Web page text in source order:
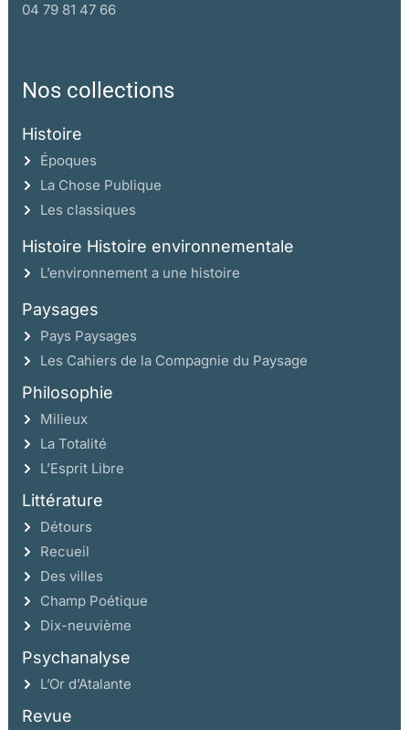
04 79 81 47 66
Nos collections
Histoire
Époques
La Chose Publique
Les classiques
Histoire Histoire environnementale
L’environnement a une histoire
Paysages
Pays Paysages
Les Cahiers de la Compagnie du Paysage
Philosophie
Milieux
La Totalité
L’Esprit Libre
Littérature
Détours
Recueil
Des villes
Champ Poétique
Dix-neuvième
Psychanalyse
L’Or d’Atalante
Revue